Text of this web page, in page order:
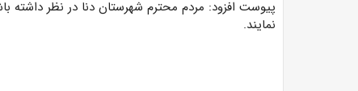
نمایند.